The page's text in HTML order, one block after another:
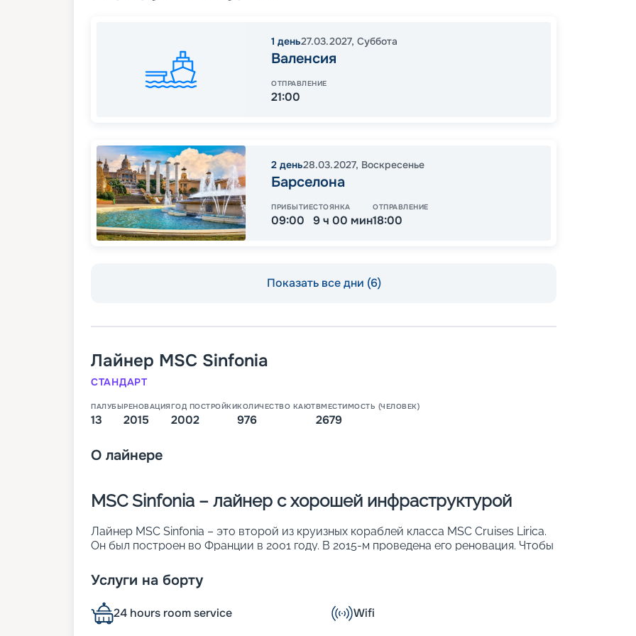
1 день27.03.2027, Суббота
Валенсия
ОТПРАВЛЕНИЕ
21:00
2 день28.03.2027, Воскресенье
Барселона
ПРИБЫТИЕ
09:00
СТОЯНКА
9 ч 00 мин
ОТПРАВЛЕНИЕ
18:00
Показать все дни (6)
Лайнер MSC Sinfonia
СТАНДАРТ
ПАЛУБЫ
13
РЕНОВАЦИЯ
2015
ГОД ПОСТРОЙКИ
2002
КОЛИЧЕСТВО КАЮТ
976
ВМЕСТИМОСТЬ (ЧЕЛОВЕК)
2679
О лайнере
MSC Sinfonia – лайнер с хорошей инфраструктурой
Лайнер MSC Sinfonia – это второй из круизных кораблей класса MSC Cruises Lirica.
Он был построен во Франции в 2001 году. В 2015-м проведена его реновация. Чтобы
поверхностей на судне светопрозрачные. К ним относят ростовые иллюминаторы,
световые окна, стеклянные навесы и витражи. На лайнере 976 комфортабельных
кают (из них 132 сьюта с балконами), где могут с удобством разместиться 2 679
пассажиров. Другие его особенности:
Услуги на борту
24 hours room service Wifi